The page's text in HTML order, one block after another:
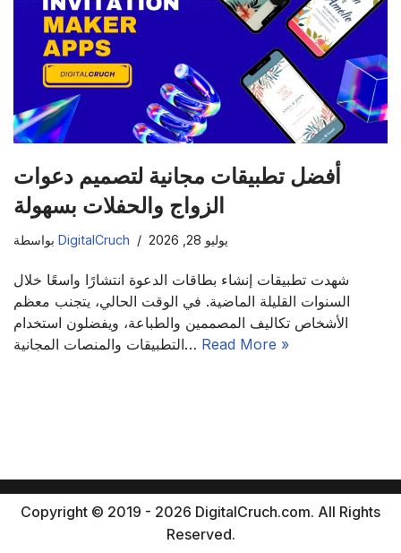
أفضل تطبيقات مجانية لتصميم دعوات
الزواج والحفلات بسهولة
DigitalCruch يوليو 28, 2026
شهدت تطبيقات إنشاء بطاقات الدعوة انتشارًا واسعًا خلال
السنوات القليلة الماضية. في الوقت الحالي، يتجنب معظم
الأشخاص تكاليف المصممين والطباعة، ويفضلون استخدام
التطبيقات والمنصات المجانية… Read More »
Copyright © 2019 - 2026 DigitalCruch.com. All Rights
Reserved.